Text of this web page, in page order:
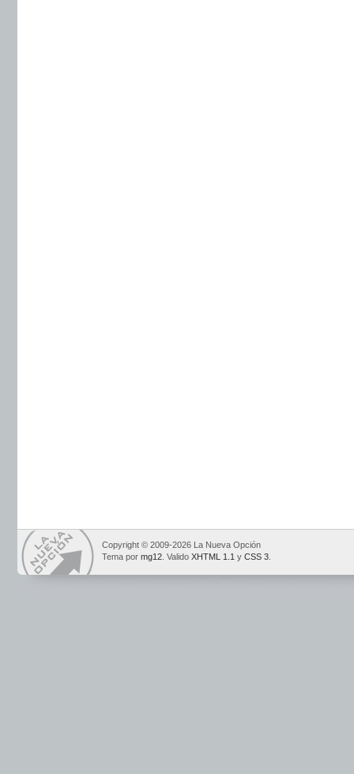
Copyright © 2009-2026 La Nueva Opción
Tema por mg12 . Valido XHTML 1.1 y CSS 3